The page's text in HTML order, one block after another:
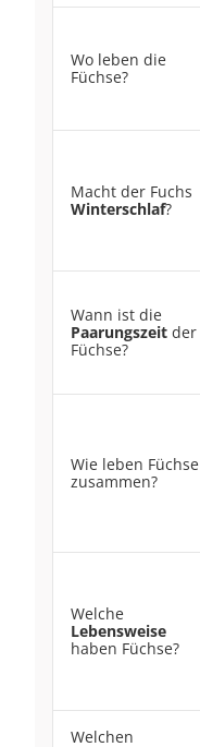
Wo leben die
Füchse?
Macht der Fuchs
Winterschlaf?
Wann ist die
Paarungszeit der
Füchse?
Wie leben Füchse
zusammen?
Welche
Lebensweise
haben Füchse?
Welchen